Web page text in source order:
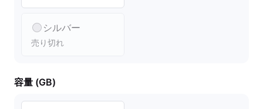
シルバー
売り切れ
容量 (GB)